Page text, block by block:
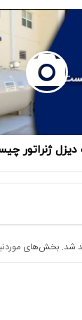
ژنراتور
شد. بخش‌های